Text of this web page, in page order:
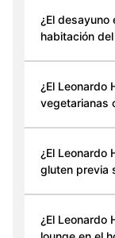
¿El
habitación
¿El Leonardo
vegetarianas
¿El Leonardo
gluten previa
¿El Leonardo